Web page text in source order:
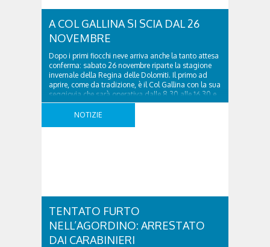
A COL GALLINA SI SCIA DAL 26
NOVEMBRE
Dopo i primi fiocchi neve arriva anche la tanto attesa
conferma: sabato 26 novembre riparte la stagione
invernale della Regina delle Dolomiti. Il primo ad
aprire, come da tradizione, è il Col Gallina con la sua
seggiovia che sarà operativa dalle 8.30 alle 16.30 e
la pista Ovest. “Siamo felici di confermare l’apertura
di sabato, dopo giorni un po’ ..
NOTIZIE
TENTATO FURTO
NELL’AGORDINO: ARRESTATO
DAI CARABINIERI